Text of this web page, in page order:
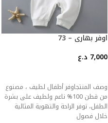
اوفر بهاري – 73
7,000 د.ع
وصف المنتجاوفر أطفال لطيف ، مصنوع
من قطن 100% ناعم ولطيف على بشرة
الطفل، توفر الراحة والتهوية المثالية
خلال فصول